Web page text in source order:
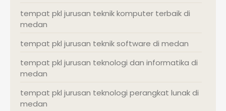
tempat pkl jurusan teknik komputer terbaik di
medan
tempat pkl jurusan teknik software di medan
tempat pkl jurusan teknologi dan informatika di
medan
tempat pkl jurusan teknologi perangkat lunak di
medan